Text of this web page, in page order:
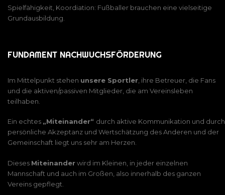
Spielfähigkeit, Koordiation: Fußballer brauchen eine vielseitige
Grundausbildung.
FUNDAMENT NACHWUCHSFÖRDERUNG
Im Mittelpunkt stehen unsere Sportler , ihre Betreuer, die Fans
und die aktiven/passiven Mitglieder, die am Vereinsleben
teilhaben.
Ein echtes „Miteinander“ durch aktive Kommunikation und durch
persönliche Akzeptanz und Wertschätzung des Anderen und der
Gemeinschaft liegt uns sehr am Herzen.
Dieses Miteinanderwird im Kleinen, in jeder einzelnen
Mannschaft und auch im Großen, also innerhalb des ganzen
Vereins gepflegt.